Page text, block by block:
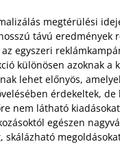
megtérülési
távú eredmények
egyszeri
különösen azoknak a
lehet előnyös,
érdekeltek,
nem látható
egészen
skálázható